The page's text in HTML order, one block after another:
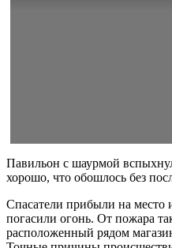
Павильон с шаурмой
хорошо, что обошлось без
Спасатели прибыли на место
погасили огонь. От пожара
расположенный рядом